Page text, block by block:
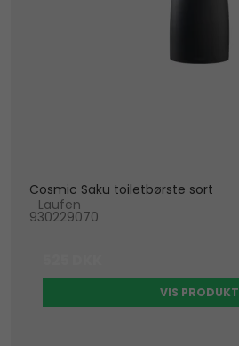
Cosmic Saku toiletbørste sort
Laufen
930229070
VIS PRODUKT